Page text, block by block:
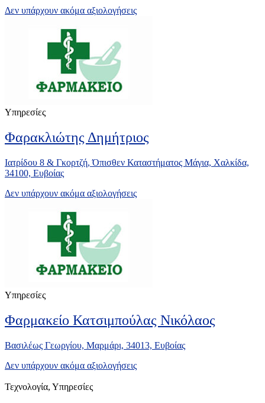
Δεν υπάρχουν ακόμα αξιολογήσεις
Υπηρεσίες
Φαρακλιώτης Δημήτριος
Ιατρίδου 8 & Γκορτζή, Όπισθεν Καταστήματος Μάγια, Χαλκίδα,
34100, Ευβοίας
Δεν υπάρχουν ακόμα αξιολογήσεις
Υπηρεσίες
Φαρμακείο Κατσιμπούλας Νικόλαος
Βασιλέως Γεωργίου, Μαρμάρι, 34013, Ευβοίας
Δεν υπάρχουν ακόμα αξιολογήσεις
Τεχνολογία, Υπηρεσίες